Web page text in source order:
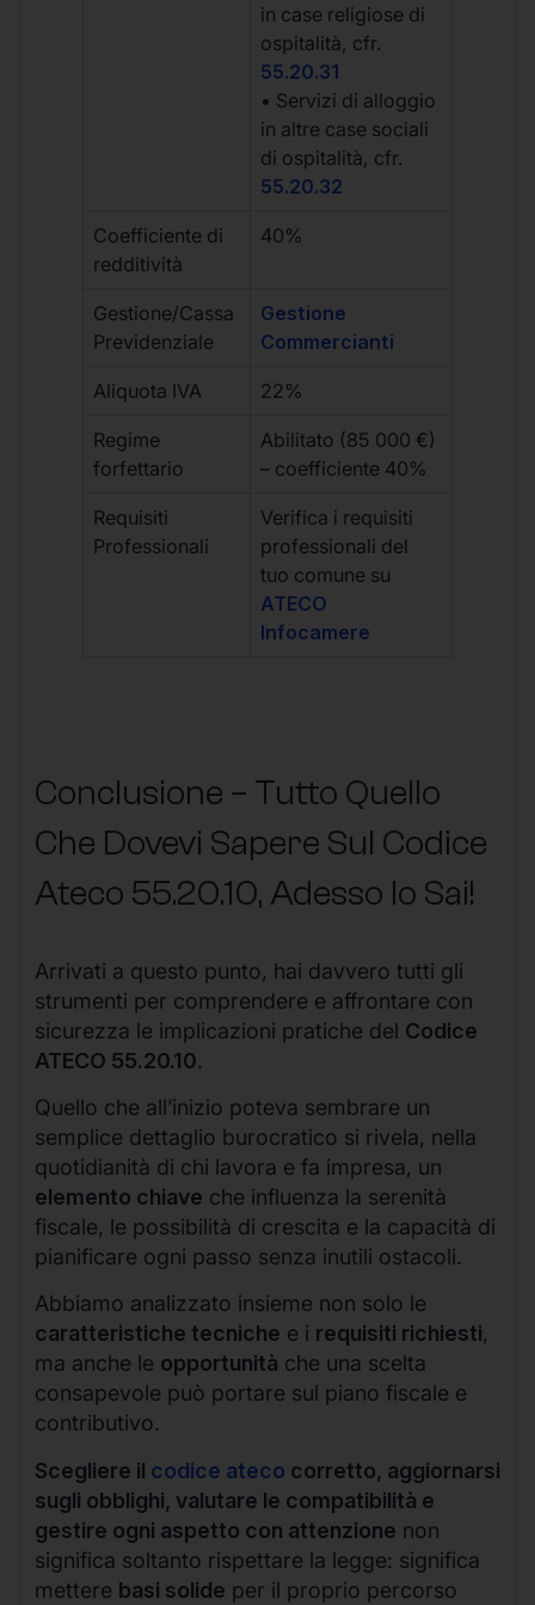
in case religiose di
ospitalità, cfr.
55.20.31
• Servizi di alloggio
in altre case sociali
di ospitalità, cfr.
55.20.32
Coefficiente di
redditività
40%
Gestione/Cassa
Previdenziale
Gestione
Commercianti
Aliquota IVA 22%
Regime
forfettario
Abilitato (85 000 €)
– coefficiente 40%
Requisiti
Professionali
Verifica i requisiti
professionali del
tuo comune su
ATECO
Infocamere
Conclusione – Tutto Quello
Che Dovevi Sapere Sul Codice
Ateco 55.20.10, Adesso lo Sai!
Arrivati a questo punto, hai davvero tutti gli
strumenti per comprendere e affrontare con
sicurezza le implicazioni pratiche del Codice
ATECO 55.20.10.
Quello che all’inizio poteva sembrare un
semplice dettaglio burocratico si rivela, nella
quotidianità di chi lavora e fa impresa, un
elemento chiave che influenza la serenità
fiscale, le possibilità di crescita e la capacità di
pianificare ogni passo senza inutili ostacoli.
Abbiamo analizzato insieme non solo le
caratteristiche tecniche e i requisiti richiesti,
ma anche le opportunità che una scelta
consapevole può portare sul piano fiscale e
contributivo.
Scegliere il codice ateco corretto, aggiornarsi
sugli obblighi, valutare le compatibilità e
gestire ogni aspetto con attenzione non
significa soltanto rispettare la legge: significa
mettere basi solide per il proprio percorso